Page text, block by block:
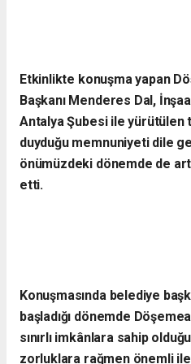
Etkinlikte konuşma yapan
Başkanı Menderes Dal,
Antalya Şubesi ile
duyduğu memnuniyeti dile
önümüzdeki dönemde de
etti.
Konuşmasında belediye
başladığı dönemde
sınırlı imkânlara sahip
zorluklara rağmen önemli